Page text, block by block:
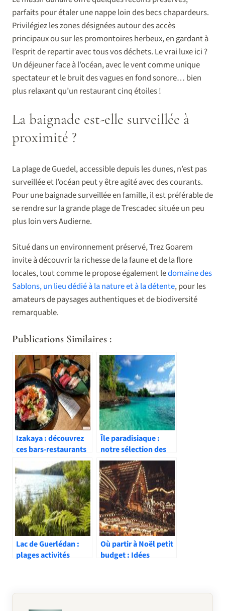
parfaits pour étaler une nappe loin des becs chapardeurs.
Privilégiez les zones désignées autour des accès
principaux ou sur les promontoires herbeux, en gardant à
l’esprit de repartir avec tous vos déchets. Le vrai luxe ici ?
Un déjeuner face à l’océan, avec le vent comme unique
spectateur et le bruit des vagues en fond sonore… bien
plus relaxant qu’un restaurant cinq étoiles !
La baignade est-elle surveillée à
proximité ?
La plage de Guedel, accessible depuis les dunes, n’est pas
surveillée et l’océan peut y être agité avec des courants.
Pour une baignade surveillée en famille, il est préférable de
se rendre sur la grande plage de Trescadec située un peu
plus loin vers Audierne.
Situé dans un environnement préservé, Trez Goarem
invite à découvrir la richesse de la faune et de la flore
locales, tout comme le propose également ledomaine des
Sablons, un lieu dédié à la nature et à la détente, pour les
amateurs de paysages authentiques et de biodiversité
remarquable.
Publications Similaires :
Izakaya : découvrez
ces bars-restaurants
typiques japonais
Île paradisiaque :
notre sélection des
plus belles au monde
Lac de Guerlédan :
plages activités
Où partir à Noël petit
budget : Idées